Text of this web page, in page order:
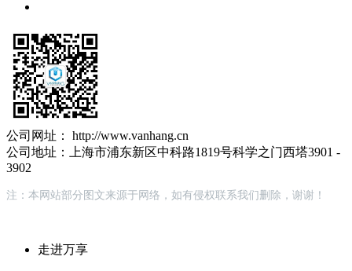
公司网址： http://www.vanhang.cn
公司地址：上海市浦东新区中科路1819号科学之门西塔3901 -
3902
注：本网站部分图文来源于网络，如有侵权联系我们删除，谢谢！
走进万享